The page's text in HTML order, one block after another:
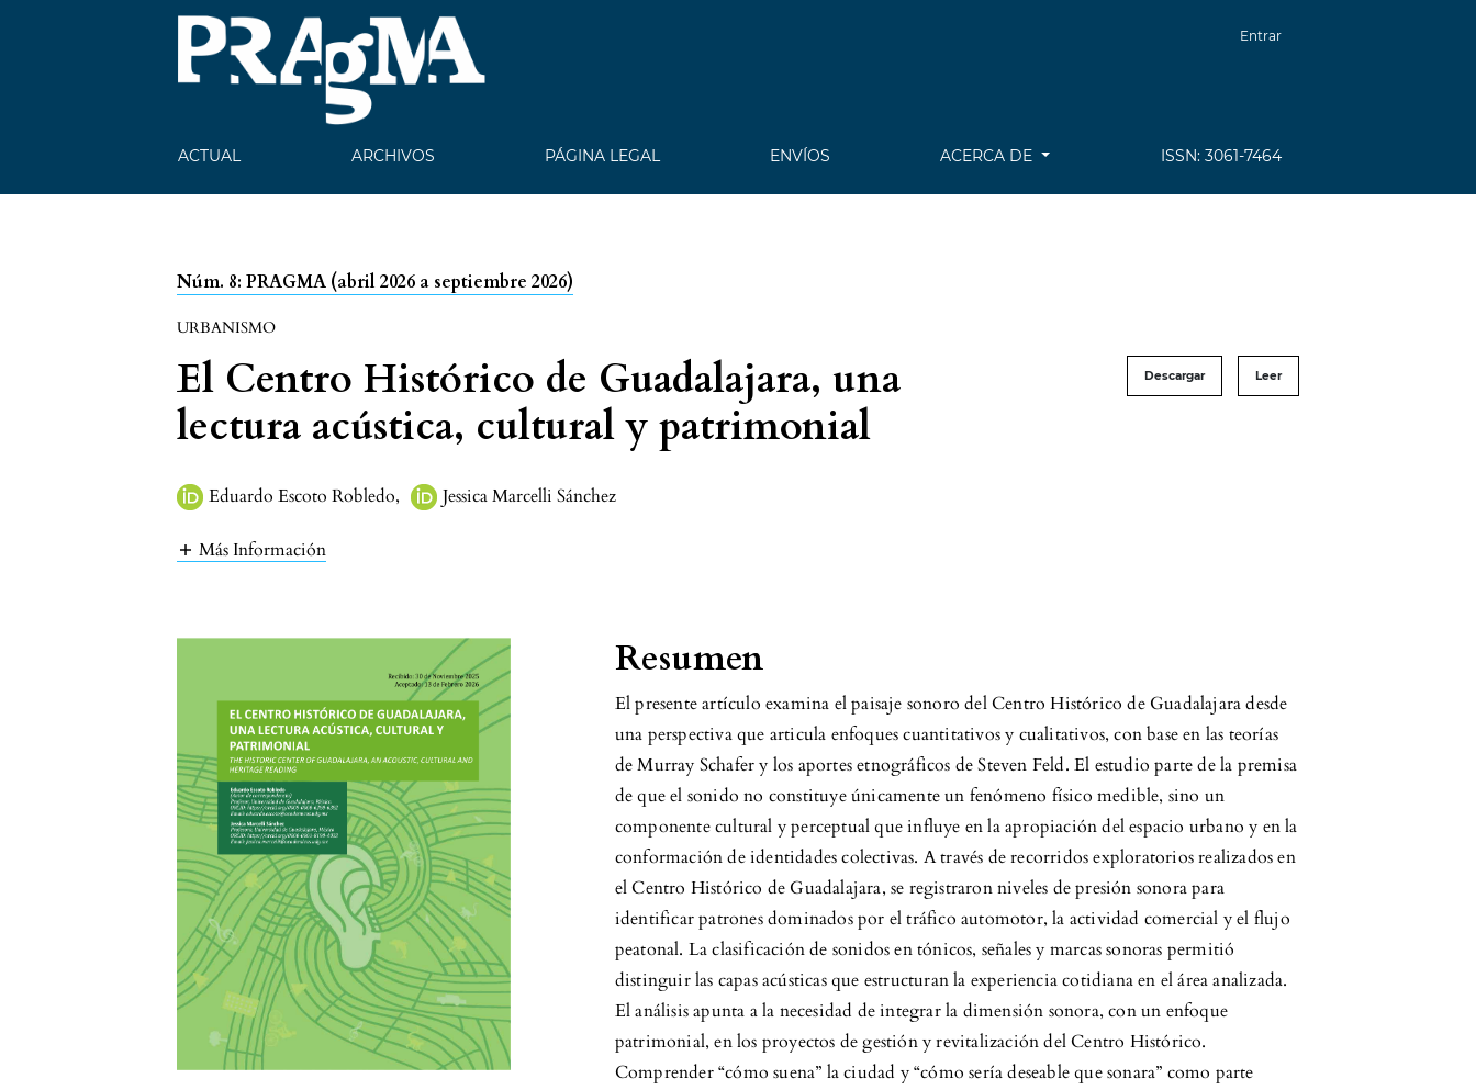
Entrar
ACTUAL ARCHIVOS PÁGINA LEGAL ENVÍOS ACERCA DE ISSN: 3061-7464
Núm. 8: PRAGMA (abril 2026 a septiembre 2026)
URBANISMO
El Centro Histórico de Guadalajara, una
lectura acústica, cultural y patrimonial
Descargar Leer
Eduardo Escoto Robledo, Jessica Marcelli Sánchez
Más Información
Resumen
El presente artículo examina el paisaje sonoro del Centro Histórico de Guadalajara desde
una perspectiva que articula enfoques cuantitativos y cualitativos, con base en las teorías
de Murray Schafer y los aportes etnográficos de Steven Feld. El estudio parte de la premisa
de que el sonido no constituye únicamente un fenómeno físico medible, sino un
componente cultural y perceptual que influye en la apropiación del espacio urbano y en la
conformación de identidades colectivas. A través de recorridos exploratorios realizados en
el Centro Histórico de Guadalajara, se registraron niveles de presión sonora para
identificar patrones dominados por el tráfico automotor, la actividad comercial y el flujo
peatonal. La clasificación de sonidos en tónicos, señales y marcas sonoras permitió
distinguir las capas acústicas que estructuran la experiencia cotidiana en el área analizada.
El análisis apunta a la necesidad de integrar la dimensión sonora, con un enfoque
patrimonial, en los proyectos de gestión y revitalización del Centro Histórico.
Comprender “cómo suena” la ciudad y “cómo sería deseable que sonara” como parte